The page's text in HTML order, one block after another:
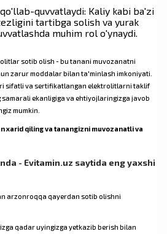
quvvatlaydi: Kaliy kabi ba'zi
tartibga solish va yurak
muhim rol o'ynaydi.
sotib olish - bu tanani muvozanatni
zarur moddalar bilan ta'minlash imkoniyati.
sifatli va sertifikatlangan elektrolitlarni taklif
ekanligiga va ehtiyojlaringizga javob
mumkin.
xarid qiling va tanangizni muvozanatli va
- Evitamin.uz saytida eng yaxshi
arzonroqqa qayerdan sotib olishni
qadar uyingizga yetkazib berish bilan